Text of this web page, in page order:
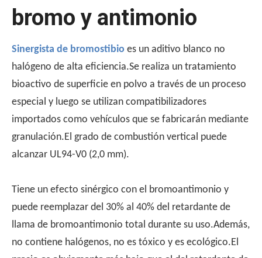
El estándar UL510 es la opción preferida para las
bromo y antimonio
Sinergista de bromostibio es un aditivo blanco no
halógeno de alta eficiencia.Se realiza un tratamiento
bioactivo de superficie en polvo a través de un proceso
especial y luego se utilizan compatibilizadores
importados como vehículos que se fabricarán mediante
granulación.El grado de combustión vertical puede
alcanzar UL94-V0 (2,0 mm).
Tiene un efecto sinérgico con el bromoantimonio y
puede reemplazar del 30% al 40% del retardante de
llama de bromoantimonio total durante su uso.Además,
no contiene halógenos, no es tóxico y es ecológico.El